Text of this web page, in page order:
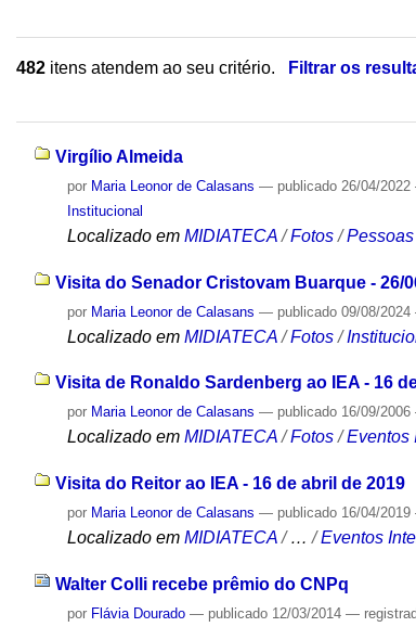
482 itens atendem ao seu critério.
Filtrar os
Virgílio Almeida
por Maria Leonor de Calasans — publicado 26/04/2022
Institucional
Localizado em MIDIATECA /Fotos /Pessoas
Visita do Senador Cristovam Buarque - 26/
por Maria Leonor de Calasans — publicado 09/08/2024
Localizado em MIDIATECA /Fotos /
Visita de Ronaldo Sardenberg ao IEA - 16
por Maria Leonor de Calasans — publicado 16/09/2006
Localizado em MIDIATECA /Fotos /Eventos
Visita do Reitor ao IEA - 16 de abril de 2019
por Maria Leonor de Calasans — publicado 16/04/2019
Localizado em MIDIATECA /…/Eventos
Walter Colli recebe prêmio do CNPq
por Flávia Dourado — publicado 12/03/2014—